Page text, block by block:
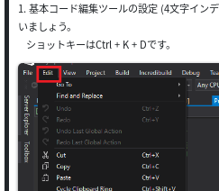
1. 基本コード編集ツールの設定 (4文字イン
いましょう。
ショットキーはCtrl + K + Dです。